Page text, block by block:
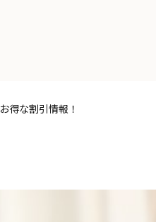
お得な割引情報！